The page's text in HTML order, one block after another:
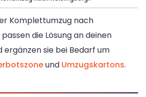
Komplettumzug nach
die Lösung an deinen
ergänzen sie bei Bedarf um
und Umzugskartons.